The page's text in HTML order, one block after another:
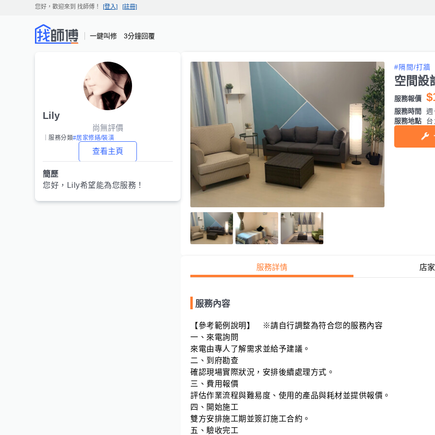
您好，歡迎來到 找師傅 ！ [登入] [註冊]
一鍵叫修 3分鐘回覆
Lily
尚無評價
｜服務分類#居家修繕/裝潢
查看主頁
簡歷
您好， Lily希望能為您服務！
#隔間/打牆
空間設
服務報價
服務時間
服務地點
服務詳情 店
服務內容
【參考範例說明】　※請自行調整為符合您的服務內容
一、來電詢問
來電由專人了解需求並給予建議。
二、到府勘查
確認現場實際狀況，安排後續處理方式。
三、費用報價
評估作業流程與難易度、使用的產品與耗材並提供報價。
四、開始施工
雙方安排施工期並簽訂施工合約。
五、驗收完工